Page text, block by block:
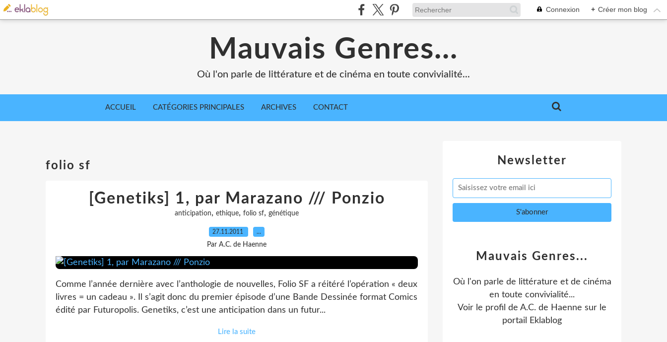
Connexion + Créer mon blog
Mauvais Genres...
Où l'on parle de littérature et de cinéma en toute convivialité...
ACCUEIL CATÉGORIES PRINCIPALES ARCHIVES CONTACT
folio sf
[Genetiks] 1, par Marazano /// Ponzio
anticipation, ethique, folio sf, génétique
27.11.2011 …
Par A.C. de Haenne
Comme l’année dernière avec l’anthologie de nouvelles, Folio SF a réitéré l’opération « deux
livres = un cadeau ». Il s’agit donc du premier épisode d’une Bande Dessinée format Comics
édité par Futuropolis. Genetiks, c’est une anticipation dans un futur...
Lire la suite
Newsletter
Mauvais Genres...
Où l'on parle de littérature et de cinéma
en toute convivialité...
Voir le profil de A.C. de Haenne sur le
portail Eklablog